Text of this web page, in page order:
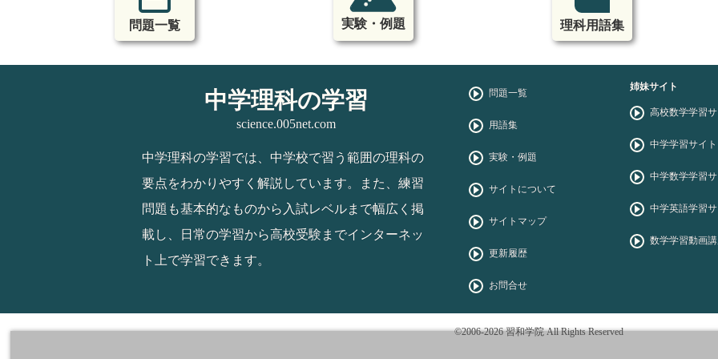
問題一覧 実験・例題 理科用語集
中学理科の学習
science.005net.com
中学理科の学習では、中学校で習う範囲の理科の
要点をわかりやすく解説しています。また、練習
問題も基本的なものから入試レベルまで幅広く掲
載し、日常の学習から高校受験までインターネッ
ト上で学習できます。
問題一覧
用語集
実験・例題
サイトについて
サイトマップ
更新履歴
お問合せ
姉妹サイト
高校数学学習サ
中学学習サイト
中学数学学習サ
中学英語学習サ
数学学習動画
©2006-2026 習和学院 All Rights Reserved